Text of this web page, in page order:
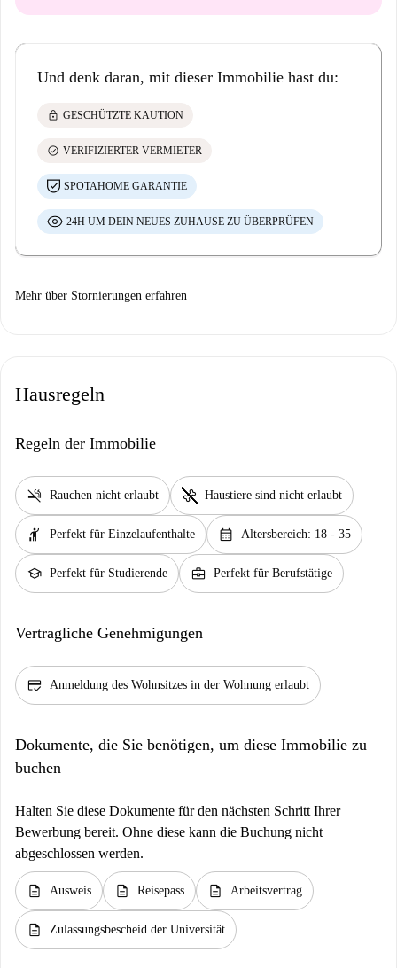
Und denk daran, mit dieser Immobilie hast du:
lock GESCHÜTZTE KAUTION
check_circle VERIFIZIERTER VERMIETER
SPOTAHOME GARANTIE
24H UM DEIN NEUES ZUHAUSE ZU ÜBERPRÜFEN
Mehr über Stornierungen erfahren
Hausregeln
Regeln der Immobilie
smoke_free Rauchen nicht erlaubt pet_supplies Haustiere sind nicht erlaubt
hail Perfekt für Einzelaufenthalte calendar_month Altersbereich: 18 - 35
school Perfekt für Studierende business_center Perfekt für Berufstätige
Vertragliche Genehmigungen
credit_score Anmeldung des Wohnsitzes in der Wohnung erlaubt
Dokumente, die Sie benötigen, um diese Immobilie zu
buchen
Halten Sie diese Dokumente für den nächsten Schritt Ihrer
Bewerbung bereit. Ohne diese kann die Buchung nicht
abgeschlossen werden.
description Ausweis description Reisepass description Arbeitsvertrag
description Zulassungsbescheid der Universität